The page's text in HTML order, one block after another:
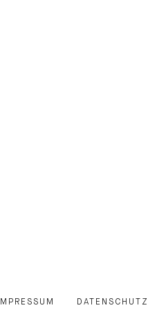
IMPRESSUM DATENSCHUTZ